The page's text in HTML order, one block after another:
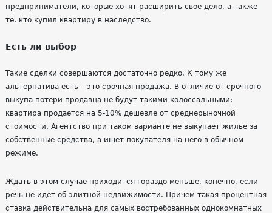
предприниматели, которые хотят расширить свое дело, а также
те, кто купил квартиру в наследство.
Есть ли выбор
Такие сделки совершаются достаточно редко. К тому же
альтернатива есть – это срочная продажа. В отличие от срочного
выкупа потери продавца не будут такими колоссальными:
квартира продается на 5-10% дешевле от среднерыночной
стоимости. Агентство при таком варианте не выкупает жилье за
собственные средства, а ищет покупателя на него в обычном
режиме.
Ждать в этом случае приходится гораздо меньше, конечно, если
речь не идет об элитной недвижимости. Причем такая процентная
ставка действительна для самых востребованных однокомнатных